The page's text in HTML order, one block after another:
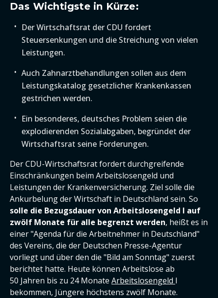
Das Wichtigste in Kürze:
Der Wirtschaftsrat der CDU fordert
Steuersenkungen und die Streichung von vielen
Leistungen.
Auch Zahnarztbehandlungen sollen aus dem
Leistungskatalog gesetzlicher Krankenkassen
gestrichen werden.
Ein besonderes, deutsches Problem seien die
explodierenden Sozialabgaben, begründet der
Wirtschaftsrat seine Forderungen.
Der CDU-Wirtschaftsrat fordert durchgreifende
Einschränkungen beim Arbeitslosengeld und
Leistungen der Krankenversicherung. Ziel solle die
Ankurbelung der Wirtschaft in Deutschland sein. So
solle die Bezugsdauer von Arbeitslosengeld I auf
zwölf Monate für alle begrenzt werden, heißt es in
einer "Agenda für die Arbeitnehmer in Deutschland"
des Vereins, die der Deutschen Presse-Agentur
vorliegt und über den die "Bild am Sonntag" zuerst
berichtet hatte. Heute können Arbeitslose ab
50 Jahren bis zu 24 Monate Arbeitslosengeld I
bekommen, Jüngere höchstens zwölf Monate.